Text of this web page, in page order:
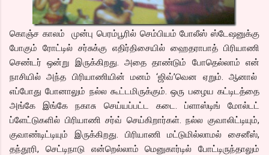
கொஞ்ச காலம் முன்பு பெரம்பூரில் செம்பியம் போலீஸ் ஸ்டேஷனுக்கு
போகும் ரோட்டில் சர்சுக்கு எதிர்திசையில் ஹைதராபாத் பிரியாணி
செண்டர் ஒன்று இருக்கிறது. அதை தாண்டும் போதெல்லாம் என்
நாசியில் அந்த பிரியாணியின் மனம் ‘ஜிவ்’வென ஏறும். ஆனால்
எப்போது போனாலும் நல்ல கூட்டமிருக்கும். ஒரு பழைய கட்டிடத்தை
அங்கே இங்கே நகாசு செய்யப்பட்ட கடை. ப்ளாஸ்டிங் மோல்டட்
ப்ளேட்டுகளில் பிரியாணி சர்வ் செய்கிறார்கள். நல்ல குவாலிட்டியும்,
குவாண்டிட்டியும் இருக்கிறது. பிரியாணி மட்டுமில்லாமல் சைனீஸ்,
தந்தூரி, செட்டிநாடு என்றெல்லாம் மெனுகார்டில் போட்டிருந்தாலும்